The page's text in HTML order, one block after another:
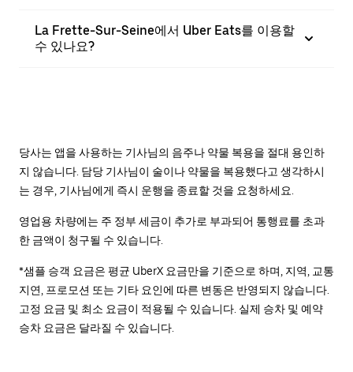
La Frette-Sur-Seine에서 Uber Eats를 이용할
수 있나요?
당사는 앱을 사용하는 기사님의 음주나 약물 복용을 절대 용인하
지 않습니다. 담당 기사님이 술이나 약물을 복용했다고 생각하시
는 경우, 기사님에게 즉시 운행을 종료할 것을 요청하세요.
영업용 차량에는 주 정부 세금이 추가로 부과되어 통행료를 초과
한 금액이 청구될 수 있습니다.
*샘플 승객 요금은 평균 UberX 요금만을 기준으로 하며, 지역, 교통
지연, 프로모션 또는 기타 요인에 따른 변동은 반영되지 않습니다.
고정 요금 및 최소 요금이 적용될 수 있습니다. 실제 승차 및 예약
승차 요금은 달라질 수 있습니다.